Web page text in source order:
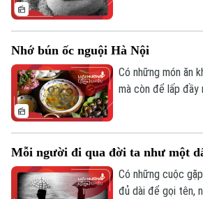
bằng cảm xúc ban
một tầng nghĩa
Nhớ bún ốc nguội Hà Nội
Có những món ăn
mà còn để lấp
Mỗi người đi qua đời ta như một
Có những cuộc
đủ dài để gọi tên,